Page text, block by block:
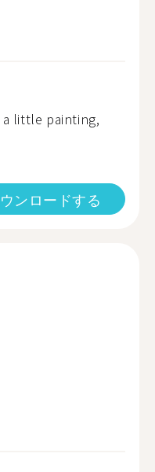
little painting,
ンロードする